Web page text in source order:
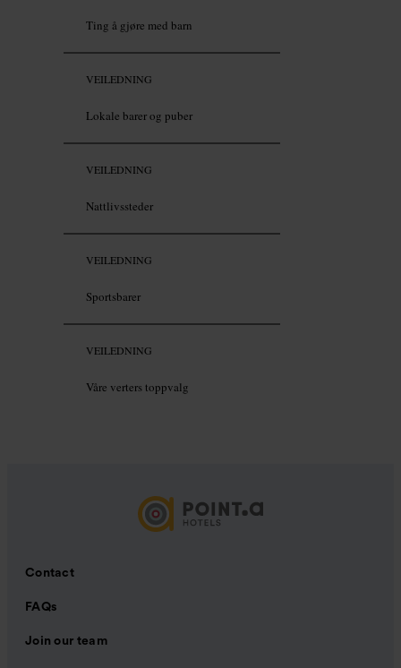
Ting å gjøre med barn
VEILEDNING
Lokale barer og puber
VEILEDNING
Nattlivssteder
VEILEDNING
Sportsbarer
VEILEDNING
Våre verters toppvalg
Contact
FAQs
Join our team